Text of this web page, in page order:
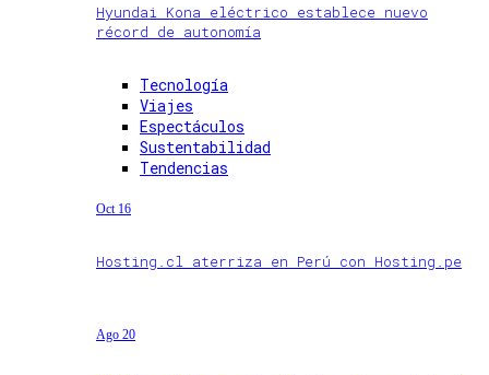
Hyundai Kona eléctrico establece nuevo
récord de autonomía
Tecnología
Viajes
Espectáculos
Sustentabilidad
Tendencias
Oct 16
Hosting.cl aterriza en Perú con Hosting.pe
Ago 20